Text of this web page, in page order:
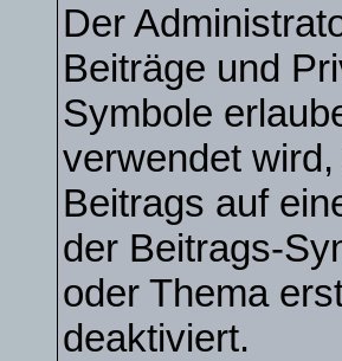
Der
Beiträge und
Symbole
verwendet
Beitrags auf
der Beitrags-
oder Thema
deaktiviert.